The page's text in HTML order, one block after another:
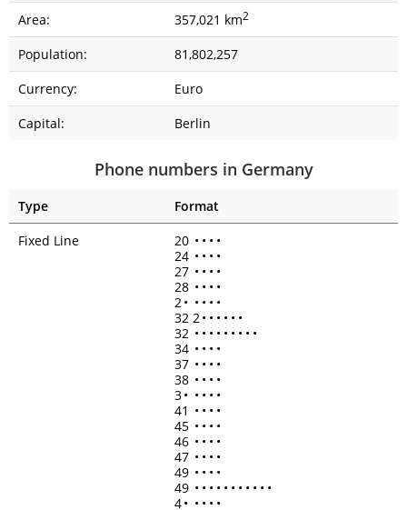
Area:
357,021 km2
Population:
81,802,257
Currency:
Euro
Capital:
Berlin
Phone numbers in Germany
Type
Format
Fixed Line
20 • • • •
24 • • • •
27 • • • •
28 • • • •
2• • • • •
32 2• • • • • •
32 • • • • • • • • •
34 • • • •
37 • • • •
38 • • • •
3• • • • •
41 • • • •
45 • • • •
46 • • • •
47 • • • •
49 • • • •
49 • • • • • • • • • • •
4• • • • •